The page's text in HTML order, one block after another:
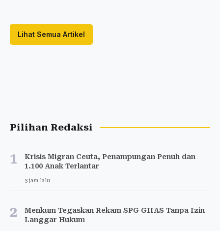
Lihat Semua Artikel
Pilihan Redaksi
1
Krisis Migran Ceuta, Penampungan Penuh dan
1.100 Anak Terlantar
3 jam lalu
2
Menkum Tegaskan Rekam SPG GIIAS Tanpa Izin
Langgar Hukum